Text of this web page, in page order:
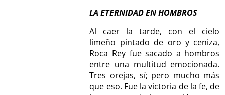
LA ETERNIDAD EN HOMBROS
Al caer la tarde, con el cielo
limeño pintado de oro y ceniza,
Roca Rey fue sacado a hombros
entre una multitud emocionada.
Tres orejas, sí; pero mucho más
que eso. Fue la victoria de la fe, de